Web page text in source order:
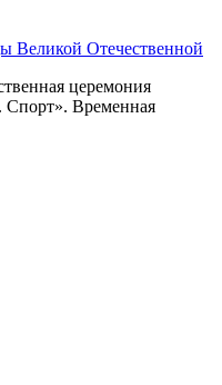
Великой Отечественной
церемония
Спорт». Временная